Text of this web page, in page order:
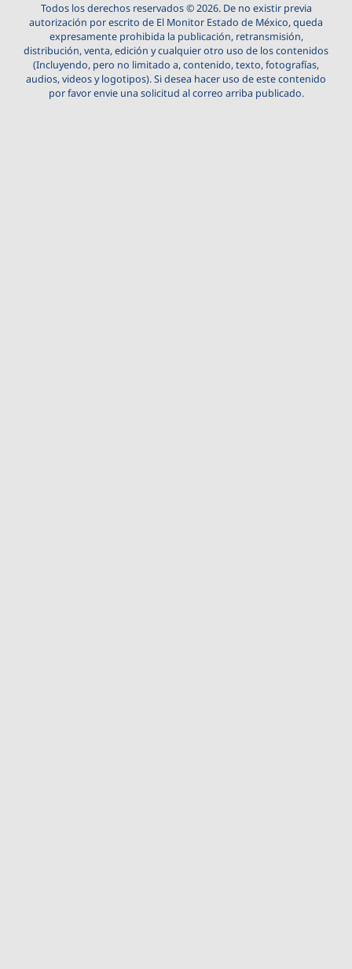
Todos los derechos reservados © 2026. De no existir previa
autorización por escrito de El Monitor Estado de México, queda
expresamente prohibida la publicación, retransmisión,
distribución, venta, edición y cualquier otro uso de los contenidos
(Incluyendo, pero no limitado a, contenido, texto, fotografías,
audios, videos y logotipos). Si desea hacer uso de este contenido
por favor envie una solicitud al correo arriba publicado.